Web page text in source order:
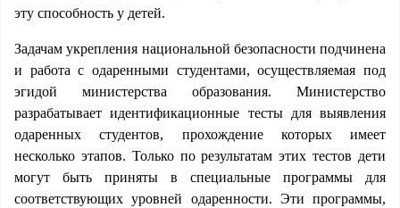
эту способность у детей.
Задачам укрепления национальной безопасности подчинена
и работа с одаренными студентами, осуществляемая под
эгидой министерства образования. Министерство
разрабатывает идентификационные тесты для выявления
одаренных студентов, прохождение которых имеет
несколько этапов. Только по результатам этих тестов дети
могут быть приняты в специальные программы для
соответствующих уровней одаренности. Эти программы,